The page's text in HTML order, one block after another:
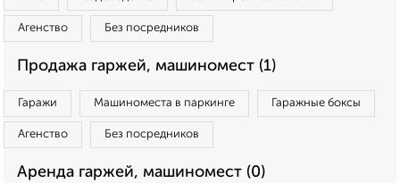
Агенство Без посредников
Продажа гаржей, машиномест (1)
Гаражи Машиноместа в паркинге Гаражные боксы
Агенство Без посредников
Аренда гаржей, машиномест (0)